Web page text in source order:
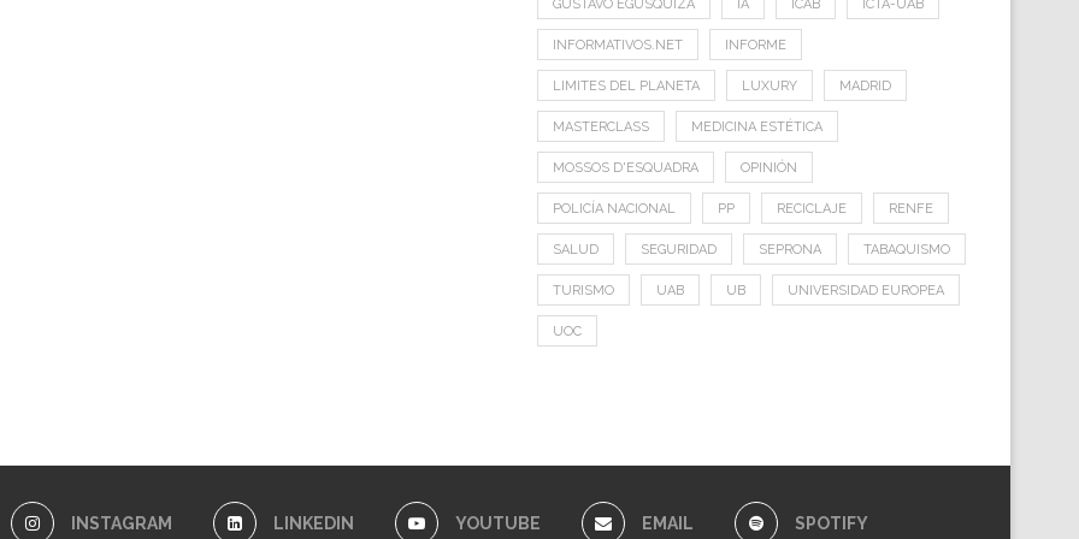
GUSTAVO EGUSQUIZA IA ICAB ICTA-UAB
INFORMATIVOS.NET INFORME
LIMITES DEL PLANETA LUXURY MADRID
MASTERCLASS MEDICINA ESTÉTICA
MOSSOS D'ESQUADRA OPINIÓN
POLICÍA NACIONAL PP RECICLAJE RENFE
SALUD SEGURIDAD SEPRONA TABAQUISMO
TURISMO UAB UB UNIVERSIDAD EUROPEA
UOC
INSTAGRAM LINKEDIN YOUTUBE EMAIL SPOTIFY